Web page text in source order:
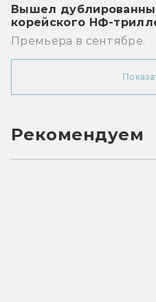
Вышел
корейского НФ-
Премьера в сентябре.
Рекомендуем